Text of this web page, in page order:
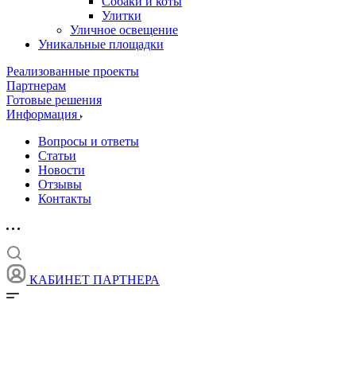
Улитки
Уличное освещение
Уникальные площадки
Реализованные проекты
Партнерам
Готовые решения
Информация
Вопросы и ответы
Статьи
Новости
Отзывы
Контакты
КАБИНЕТ ПАРТНЕРА